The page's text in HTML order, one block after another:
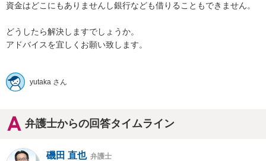
資金はどこにもありませんし銀行なども借りることもできません。
どうしたら解決しますでしょうか。
アドバイスを宜しくお願い致します。
yutaka さん
弁護士からの回答タイムライン
磯田 直也 弁護士